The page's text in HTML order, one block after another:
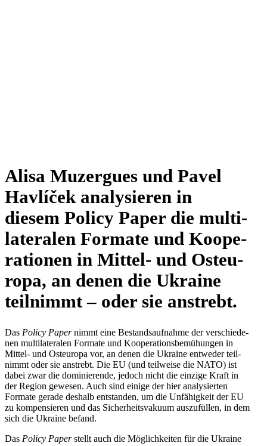
Alisa Muz­ergues und Pavel
Hav­lí­ček ana­ly­sie­ren in
diesem Policy Paper die mul­ti­
la­te­ra­len Formate und Koope­
ra­tio­nen in Mittel- und Ost­eu­
ropa, an denen die Ukraine
teil­nimmt – oder sie anstrebt.
Das Policy Papernimmt eine Bestands­auf­nahme der ver­schie­de­
nen mul­ti­la­te­ra­len Formate und Koope­ra­ti­ons­be­mü­hun­gen in
Mittel- und Ost­eu­ropa vor, an denen die Ukraine ent­we­der teil­
nimmt oder sie anstrebt. Die EU (und teil­weise die NATO) ist
dabei zwar die domi­nie­rende, jedoch nicht die einzige Kraft in
der Region gewesen. Auch sind einige der hier ana­ly­sier­ten
Formate gerade deshalb ent­stan­den, um die Unfä­hig­keit der EU
zu kom­pen­sie­ren und das Sicher­heits­va­kuum aus­zu­fül­len, in dem
sich die Ukraine befand.
Das Policy Paperstellt auch die Mög­lich­kei­ten für die Ukraine